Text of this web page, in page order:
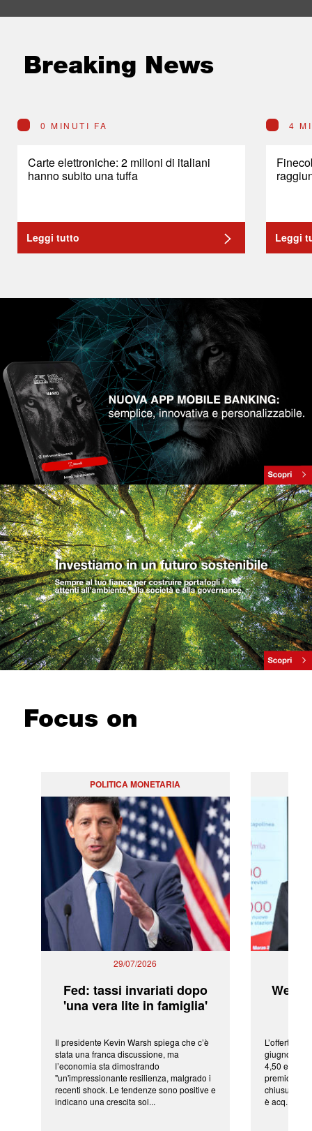
Breaking News
0 MINUTI FA
Carte elettroniche: 2 milioni di italiani
hanno subito una tuffa
Leggi tutto
4
Leggi
Focus on
POLITICA MONETARIA
29/07/2026
Fed: tassi invariati dopo
'una vera lite in famiglia'
Il presidente Kevin Warsh spiega che c’è
stata una franca discussione, ma
l’economia sta dimostrando
"un'impressionante resilienza, malgrado i
recenti shock. Le tendenze sono positive e
indicano una crescita sol...
L’offerta
giugno da
4,50 euro
premio di
chiusura
è acq...